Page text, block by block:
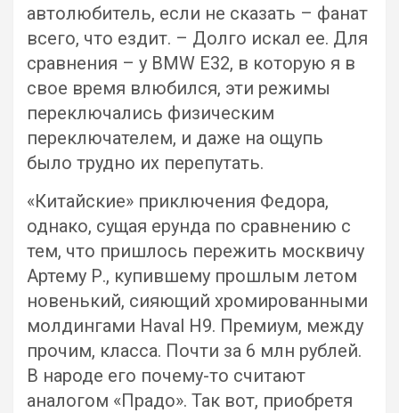
автолюбитель, если не сказать – фанат
всего, что ездит. – Долго искал ее. Для
сравнения – у BMW E32, в которую я в
свое время влюбился, эти режимы
переключались физическим
переключателем, и даже на ощупь
было трудно их перепутать.
«Китайские» приключения Федора,
однако, сущая ерунда по сравнению с
тем, что пришлось пережить москвичу
Артему Р., купившему прошлым летом
новенький, сияющий хромированными
молдингами Haval Н9. Премиум, между
прочим, класса. Почти за 6 млн рублей.
В народе его почему-то считают
аналогом «Прадо». Так вот, приобретя